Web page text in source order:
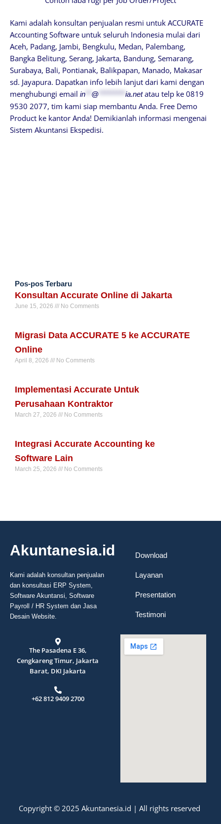
Kami adalah konsultan penjualan resmi untuk ACCURATE
Accounting Software untuk seluruh Indonesia mulai dari
Aceh, Padang, Jambi, Bengkulu, Medan, Palembang,
Bangka Belitung, Serang, Jakarta, Bandung, Semarang,
Surabaya, Bali, Pontianak, Balikpapan, Manado, Makasar
sd. Jayapura. Dapatkan info lebih lanjut dari kami dengan
menghubungi email in @ ********* ia.net atau telp ke 0819
9530 2077, tim kami siap membantu Anda. Free Demo
Product ke kantor Anda! Demikianlah informasi mengenai
Sistem Akuntansi Ekspedisi.
Pos-pos Terbaru
Konsultan Accurate Online di Jakarta
June 15, 2026 No Comments
Migrasi Data ACCURATE 5 ke ACCURATE
Online
April 8, 2026 No Comments
Implementasi Accurate Untuk
Perusahaan Kontraktor
March 27, 2026 No Comments
Integrasi Accurate Accounting ke
Software Lain
March 25, 2026 No Comments
Akuntanesia.id
Kami adalah konsultan penjualan
dan konsultasi ERP System,
Software Akuntansi, Software
Payroll / HR System dan Jasa
Desain Website.
The Pasadena E 36,
Cengkareng Timur, Jakarta
Barat, DKI Jakarta
+62 812 9409 2700
Download
Layanan
Presentation
Testimoni
Copyright © 2025 Akuntanesia.id | All rights reserved